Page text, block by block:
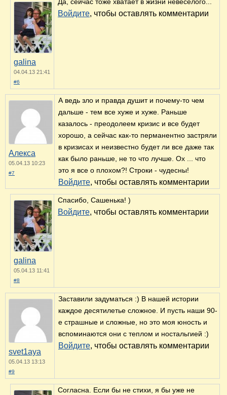
galina
04.04.13 21:41
#6
Войдите, чтобы оставлять комментарии
Алекса
05.04.13 10:23
#7
А ведь зло и правда душит и почему-то чем
дальше - тем все хуже и хуже. Раньше
казалось - преодолеем кризис и все будет
хорошо, а сейчас как-то перманентно застряли
в кризисах и неизвестно будет ли все даже так
как было раньше, не то что лучше. Ох ... что
это я все о плохом?! Строки - чудесны!
Войдите, чтобы оставлять комментарии
galina
05.04.13 11:41
#8
Спасибо, Сашенька! )
Войдите, чтобы оставлять комментарии
svet1aya
05.04.13 13:13
#9
Заставили задуматься :) В нашей истории
каждое десятилетье сложное. И пусть наши 90-
е страшные и сложные, но это моя юность и
вспоминаются они с теплом и ностальгией :)
Войдите, чтобы оставлять комментарии
Согласна. Если бы не стихи, я бы уже не